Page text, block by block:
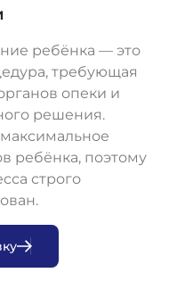
ребёнка — это
требующая
опеки и
решения.
ребёнка, поэтому
строго
ку